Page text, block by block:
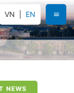
VN EN
NEWS